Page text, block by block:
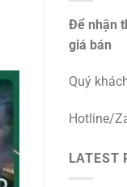
Để nhận
giá bán
Quý
Hotline/
LATEST